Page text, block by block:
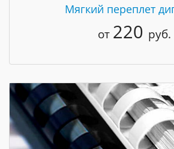
Мягкий переплет
от 220 руб.